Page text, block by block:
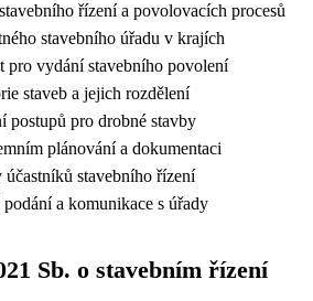
řízení a povolovacích procesů
stavebního úřadu v krajích
pro vydání stavebního povolení
staveb a jejich rozdělení
postupů pro drobné stavby
plánování a dokumentaci
účastníků stavebního řízení
a komunikace s úřady
Sb. o stavebním řízení